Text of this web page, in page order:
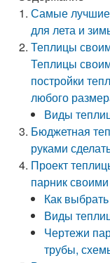
Самые лучшие
для лета и
Теплицы
Теплицы
постройки
любого
Виды
Бюджетная
руками
Проект
парник
Как
Виды
Чертежи
трубы,